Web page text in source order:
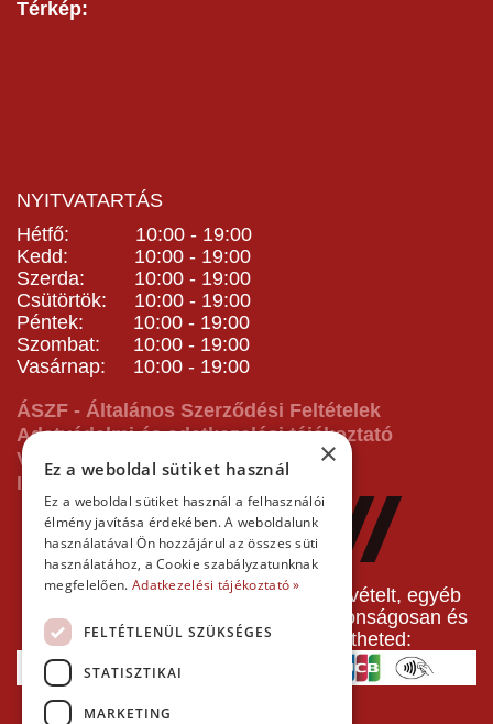
Térkép:
NYITVATARTÁS
Hétfő: 10:00 - 19:00
Kedd: 10:00 - 19:00
Szerda: 10:00 - 19:00
Csütörtök: 10:00 - 19:00
Péntek: 10:00 - 19:00
Szombat: 10:00 - 19:00
Vasárnap: 10:00 - 19:00
ÁSZF - Általános Szerződési Feltételek
Adatvédelmi és adatkezelési tájékoztató
Vásárlás előtti tájékoztató
Impresszum
A pályafoglalást, gokartverseny részvételt, egyéb
termékeinket, szolgáltatásainkat biztonságosan és
gyorsan bankkártyával is kifizetheted:
×
Ez a weboldal sütiket használ
Ez a weboldal sütiket használ a felhasználói
élmény javítása érdekében. A weboldalunk
használatával Ön hozzájárul az összes süti
használatához, a Cookie szabályzatunknak
megfelelően. Adatkezelési tájékoztató »
FELTÉTLENÜL SZÜKSÉGES
STATISZTIKAI
MARKETING